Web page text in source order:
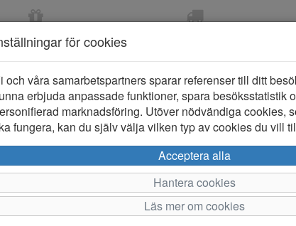
INOM 2-5 DAGAR
KLÄDER-BARN
Björn
Varumärke:
för cookies
och våra samarbetspartners sparar referenser till ditt
erbjuda anpassade funktioner, spara besöksstatistik
marknadsföring. Utöver nödvändiga cookies,
fungera, kan du själv välja vilken typ av cookies du vill
Acceptera alla
Hantera cookies
Läs mer om cookies